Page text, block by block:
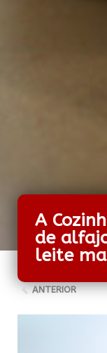
A
de
leite
ANTERIOR